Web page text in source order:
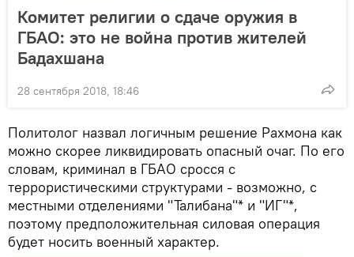
Комитет религии о сдаче оружия в
ГБАО: это не война против жителей
Бадахшана
28 сентября 2018, 18:46
Политолог назвал логичным решение Рахмона как
можно скорее ликвидировать опасный очаг. По его
словам, криминал в ГБАО сросся с
террористическими структурами - возможно, с
местными отделениями "Талибана"* и "ИГ"*,
поэтому предположительная силовая операция
будет носить военный характер.